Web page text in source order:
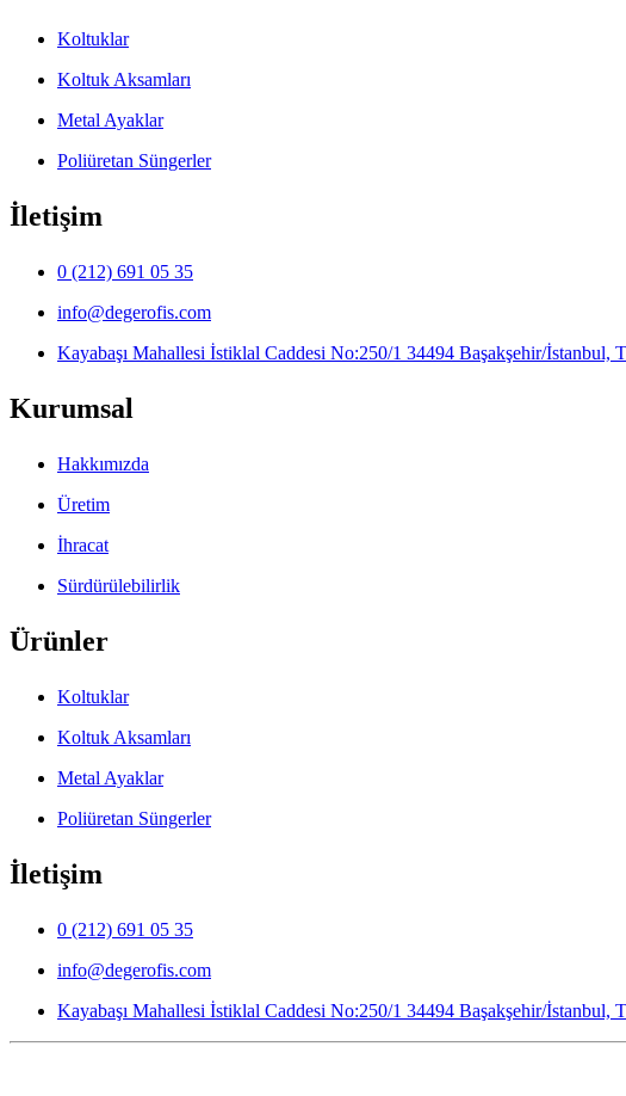
Koltuklar
Koltuk Aksamları
Metal Ayaklar
Poliüretan Süngerler
İletişim
0 (212) 691 05 35
info@degerofis.com
Kayabaşı Mahallesi İstiklal Caddesi No:250/1 34494 Başakşehir/İstanbul,
Kurumsal
Hakkımızda
Üretim
İhracat
Sürdürülebilirlik
Ürünler
Koltuklar
Koltuk Aksamları
Metal Ayaklar
Poliüretan Süngerler
İletişim
0 (212) 691 05 35
info@degerofis.com
Kayabaşı Mahallesi İstiklal Caddesi No:250/1 34494 Başakşehir/İstanbul,